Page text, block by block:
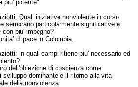
piu' potente".
Quali iniziative nonviolente in corso
sembrano particolarmente significative e
con piu' impegno?
di pace in Colombia.
In quali campi ritiene piu' necessario ed
dell'obiezione di coscienza come
sviluppo dominante e il ritorno alla vita
della nonviolenza.